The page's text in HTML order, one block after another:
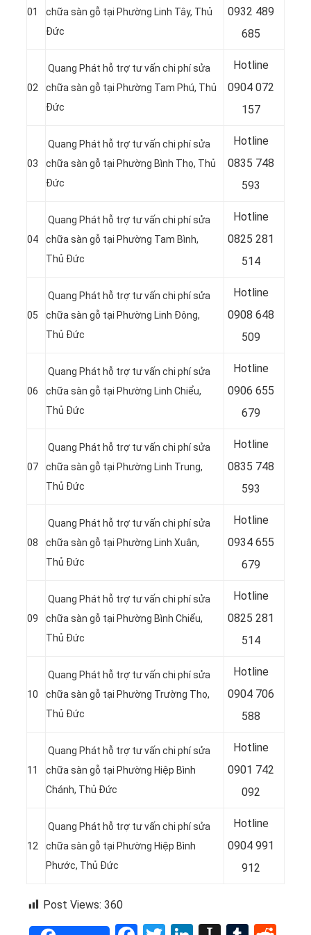
01
chữa sàn gỗ tại Phường Linh Tây, Thủ
Đức
0932 489
685
02
Quang Phát hỗ trợ tư vấn chi phí sửa
chữa sàn gỗ tại Phường Tam Phú, Thủ
Đức
Hotline
0904 072
157
03
Quang Phát hỗ trợ tư vấn chi phí sửa
chữa sàn gỗ tại Phường Bình Thọ, Thủ
Đức
Hotline
0835 748
593
04
Quang Phát hỗ trợ tư vấn chi phí sửa
chữa sàn gỗ tại Phường Tam Bình,
Thủ Đức
Hotline
0825 281
514
05
Quang Phát hỗ trợ tư vấn chi phí sửa
chữa sàn gỗ tại Phường Linh Đông,
Thủ Đức
Hotline
0908 648
509
06
Quang Phát hỗ trợ tư vấn chi phí sửa
chữa sàn gỗ tại Phường Linh Chiểu,
Thủ Đức
Hotline
0906 655
679
07
Quang Phát hỗ trợ tư vấn chi phí sửa
chữa sàn gỗ tại Phường Linh Trung,
Thủ Đức
Hotline
0835 748
593
08
Quang Phát hỗ trợ tư vấn chi phí sửa
chữa sàn gỗ tại Phường Linh Xuân,
Thủ Đức
Hotline
0934 655
679
09
Quang Phát hỗ trợ tư vấn chi phí sửa
chữa sàn gỗ tại Phường Bình Chiểu,
Thủ Đức
Hotline
0825 281
514
10
Quang Phát hỗ trợ tư vấn chi phí sửa
chữa sàn gỗ tại Phường Trường Thọ,
Thủ Đức
Hotline
0904 706
588
11
Quang Phát hỗ trợ tư vấn chi phí sửa
chữa sàn gỗ tại Phường Hiệp Bình
Chánh, Thủ Đức
Hotline
0901 742
092
12
Quang Phát hỗ trợ tư vấn chi phí sửa
chữa sàn gỗ tại Phường Hiệp Bình
Phước, Thủ Đức
Hotline
0904 991
912
Post Views: 360